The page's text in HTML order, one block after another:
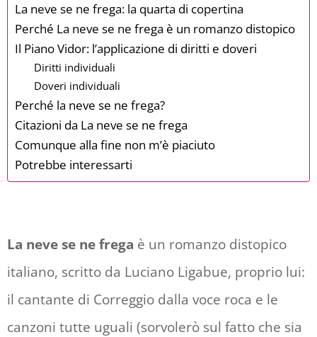
La neve se ne frega: la quarta di copertina
Perché La neve se ne frega è un romanzo distopico
Il Piano Vidor: l’applicazione di diritti e doveri
Diritti individuali
Doveri individuali
Perché la neve se ne frega?
Citazioni da La neve se ne frega
Comunque alla fine non m’è piaciuto
Potrebbe interessarti
La neve se ne frega è un romanzo distopico
italiano, scritto da Luciano Ligabue, proprio lui:
il cantante di Correggio dalla voce roca e le
canzoni tutte uguali (sorvolerò sul fatto che sia